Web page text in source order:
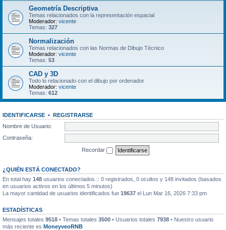
Geometría Descriptiva
Temas relacionados con la representación espacial
Moderador: vicente
Temas: 327
Normalización
Temas relacionados con las Normas de Dibujo Técnico
Moderador: vicente
Temas: 53
CAD y 3D
Todo lo relacionado con el dibujo por ordenador
Moderador: vicente
Temas: 612
IDENTIFICARSE • REGISTRARSE
Nombre de Usuario:
Contraseña:
Recordar
¿QUIÉN ESTÁ CONECTADO?
En total hay 148 usuarios conectados :: 0 registrados, 0 ocultos y 148 invitados (basados
en usuarios activos en los últimos 5 minutos)
La mayor cantidad de usuarios identificados fue 19637 el Lun Mar 16, 2026 7:33 pm
ESTADÍSTICAS
Mensajes totales 9518 • Temas totales 3500 • Usuarios totales 7938 • Nuestro usuario
más reciente es MoneyveoRNB